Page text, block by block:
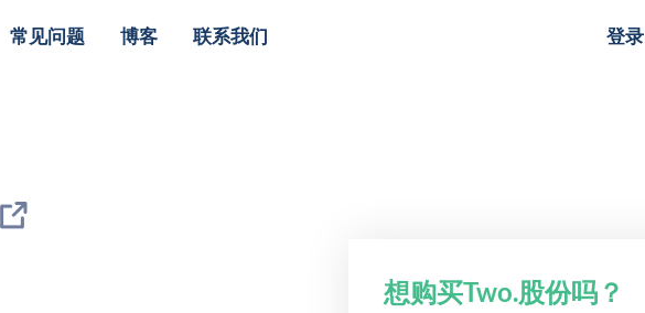
常见问题 博客 联系我们 登录
想购买Two.股份吗？